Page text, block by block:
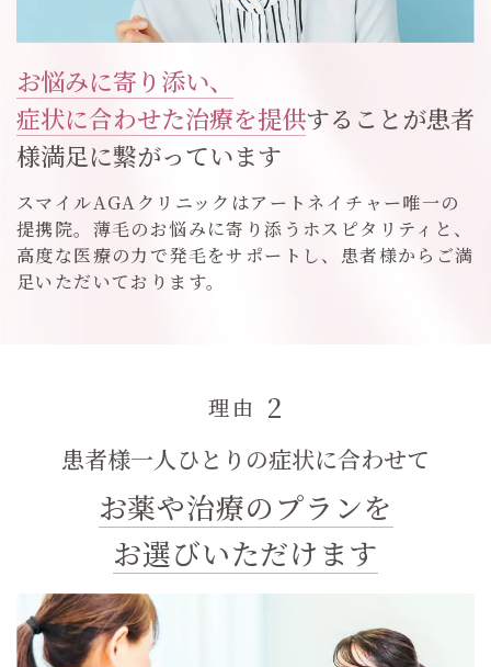
お悩みに寄り添い、
症状に合わせた治療を提供することが患者
様満足に繋がっています
スマイルAGAクリニックはアートネイチャー唯一の
提携院。薄毛のお悩みに寄り添うホスピタリティと、
高度な医療の力で発毛をサポートし、患者様からご満
足いただいております。
理由 2
患者様一人ひとりの症状に合わせて
お薬や治療のプランを
お選びいただけます